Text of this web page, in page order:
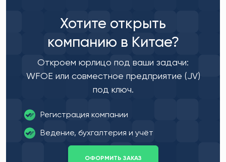
Хотите открыть
компанию в Китае?
Откроем юрлицо под ваши задачи:
WFOE или совместное предприятие (JV)
под ключ.
Регистрация компании
Ведение, бухгалтерия и учёт
ОФОРМИТЬ ЗАКАЗ